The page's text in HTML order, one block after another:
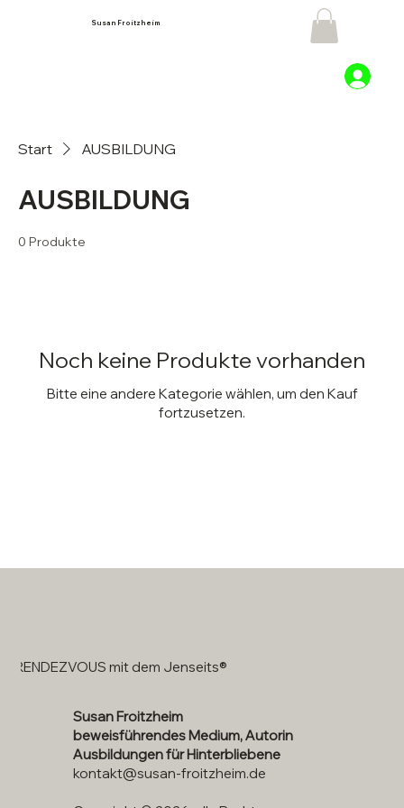
Susan Froitzheim
Start AUSBILDUNG
AUSBILDUNG
0 Produkte
Noch keine Produkte vorhanden
Bitte eine andere Kategorie wählen, um den Kauf
fortzusetzen.
RENDEZVOUS mit dem Jenseits®
Susan Froitzheim
beweisführendes Medium, Autorin
Ausbildungen für Hinterbliebene
kontakt@susan-froitzheim.de